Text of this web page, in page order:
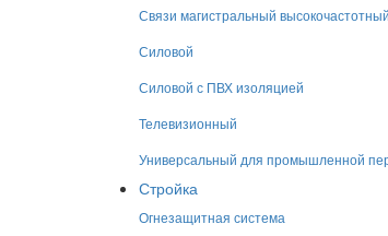
Связи магистральный высокочастотный
Силовой
Силовой с ПВХ изоляцией
Телевизионный
Универсальный для промышленной
Стройка
Огнезащитная система